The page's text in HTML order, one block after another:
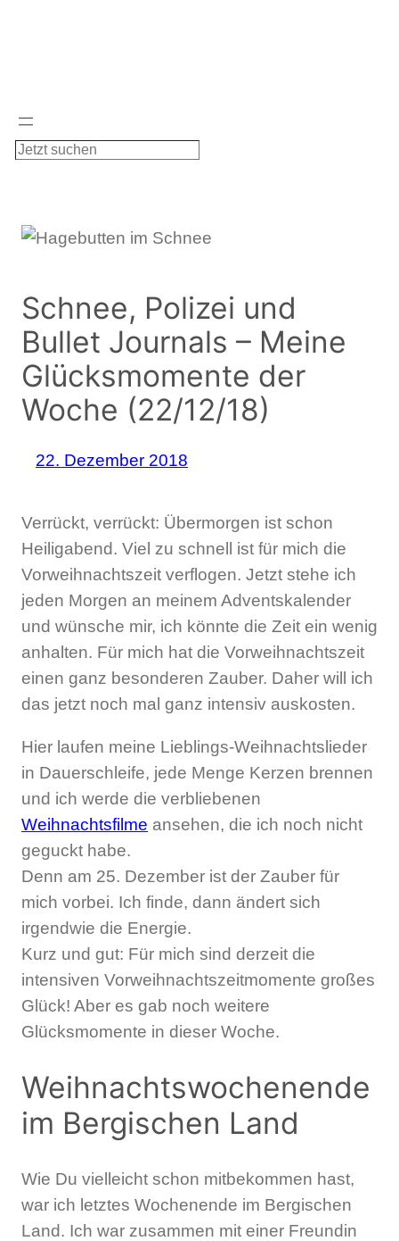
S
h
Schnee, Polizei und
Bullet Journals – Meine
Glücksmomente der
Woche (22/12/18)
22. Dezember 2018
Verrückt, verrückt: Übermorgen ist schon
Heiligabend. Viel zu schnell ist für mich die
Vorweihnachtszeit verflogen. Jetzt stehe ich
jeden Morgen an meinem Adventskalender
und wünsche mir, ich könnte die Zeit ein wenig
anhalten. Für mich hat die Vorweihnachtszeit
einen ganz besonderen Zauber. Daher will ich
das jetzt noch mal ganz intensiv auskosten.
Hier laufen meine Lieblings-Weihnachtslieder
in Dauerschleife, jede Menge Kerzen brennen
und ich werde die verbliebenen
Weihnachtsfilme ansehen, die ich noch nicht
geguckt habe.
Denn am 25. Dezember ist der Zauber für
mich vorbei. Ich finde, dann ändert sich
irgendwie die Energie.
Kurz und gut: Für mich sind derzeit die
intensiven Vorweihnachtszeitmomente großes
Glück! Aber es gab noch weitere
Glücksmomente in dieser Woche.
Weihnachtswochenende
im Bergischen Land
Wie Du vielleicht schon mitbekommen hast,
war ich letztes Wochenende im Bergischen
Land. Ich war zusammen mit einer Freundin